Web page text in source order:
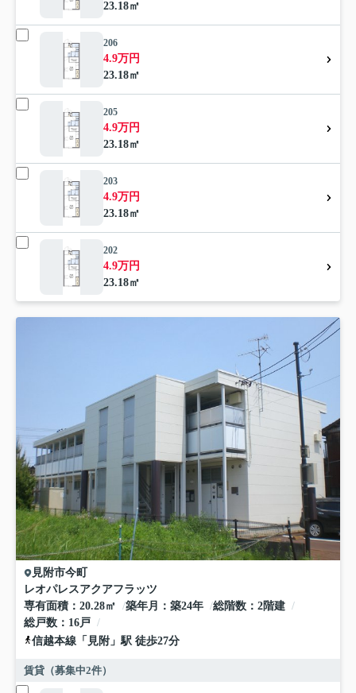
23.18㎡
206
4.9万円
23.18㎡
205
4.9万円
23.18㎡
203
4.9万円
23.18㎡
202
4.9万円
23.18㎡
見附市今町
レオパレスアクアフラッツ
専有面積
20.28㎡ 築年月 築24年 総階数
2階建
総戸数
16戸
信越本線 「 見附 」駅 徒歩27分
賃貸（募集中2件）